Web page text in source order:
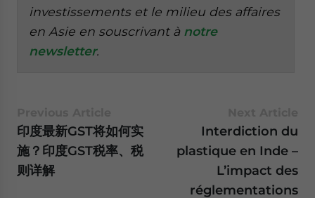
investissements et le milieu des affaires
en Asie en souscrivant à notre
newsletter.
印度最新GST将如何实
施？印度GST税率、税
则详解
Interdiction du
plastique en Inde –
L’impact des
réglementations